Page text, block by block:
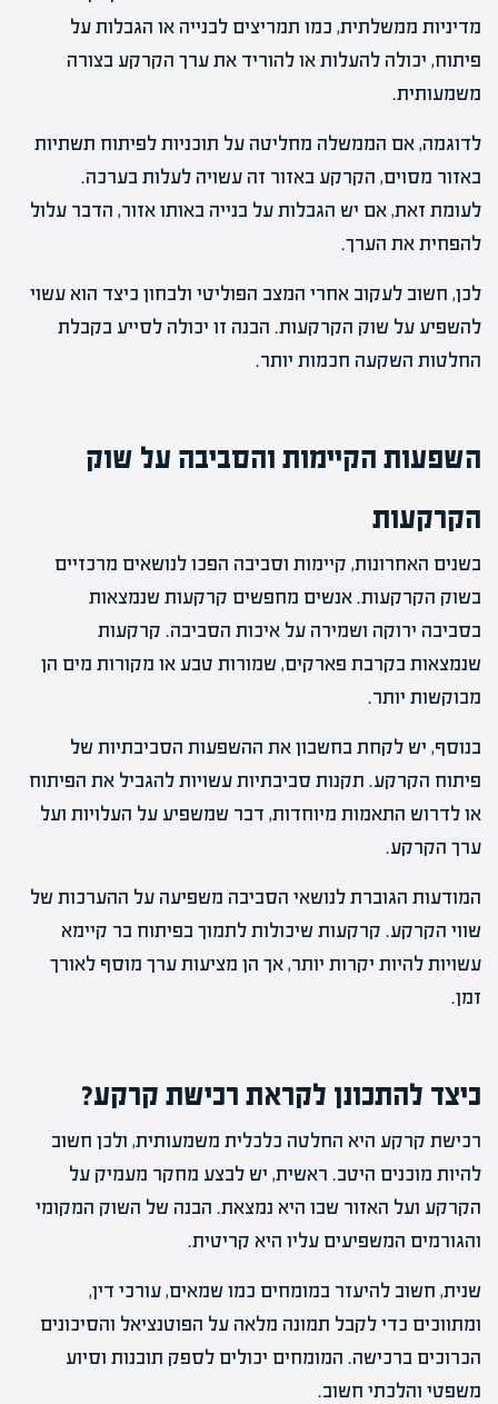
מדיניות ממשלתית, כמו תמריצים לבנייה או הגבלות על
פיתוח, יכולה להעלות או להוריד את ערך הקרקע בצורה
משמעותית.
לדוגמה, אם הממשלה מחליטה על תוכניות לפיתוח תשתיות
באזור מסוים, הקרקע באזור זה עשויה לעלות בערכה.
לעומת זאת, אם יש הגבלות על בנייה באותו אזור, הדבר עלול
להפחית את הערך.
לכן, חשוב לעקוב אחרי המצב הפוליטי ולבחון כיצד הוא עשוי
להשפיע על שוק הקרקעות. הבנה זו יכולה לסייע בקבלת
החלטות השקעה חכמות יותר.
השפעות הקיימות והסביבה על שוק
הקרקעות
בשנים האחרונות, קיימות וסביבה הפכו לנושאים מרכזיים
בשוק הקרקעות. אנשים מחפשים קרקעות שנמצאות
בסביבה ירוקה ושמירה על איכות הסביבה. קרקעות
שנמצאות בקרבת פארקים, שמורות טבע או מקורות מים הן
מבוקשות יותר.
בנוסף, יש לקחת בחשבון את ההשפעות הסביבתיות של
פיתוח הקרקע. תקנות סביבתיות עשויות להגביל את הפיתוח
או לדרוש התאמות מיוחדות, דבר שמשפיע על העלויות ועל
ערך הקרקע.
המודעות הגוברת לנושאי הסביבה משפיעה על ההערכות של
שווי הקרקע. קרקעות שיכולות לתמוך בפיתוח בר קיימא
עשויות להיות יקרות יותר, אך הן מציעות ערך מוסף לאורך
זמן.
כיצד להתכונן לקראת רכישת קרקע?
רכישת קרקע היא החלטה כלכלית משמעותית, ולכן חשוב
להיות מוכנים היטב. ראשית, יש לבצע מחקר מעמיק על
הקרקע ועל האזור שבו היא נמצאת. הבנה של השוק המקומי
והגורמים המשפיעים עליו היא קריטית.
שנית, חשוב להיעזר במומחים כמו שמאים, עורכי דין,
ומתווכים כדי לקבל תמונה מלאה על הפוטנציאל והסיכונים
הכרוכים ברכישה. המומחים יכולים לספק תובנות וסיוע
משפטי והלכתי חשוב.